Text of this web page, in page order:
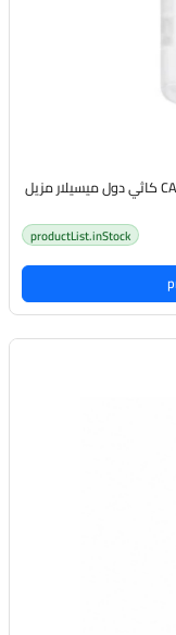
CATHY DOLL BRIGHT UP CLEANSING WATER 500ml كاثي دول ميسيلار مزيل
productList.inStock